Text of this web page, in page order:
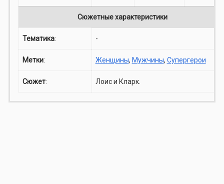
Сюжетные характеристики
Тематика: -
Метки: Женщины, Мужчины, Супергерои
Сюжет: Лоис и Кларк.